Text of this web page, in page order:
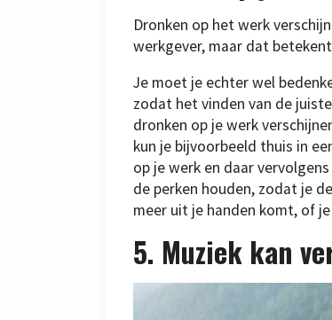
Dronken op het werk
werkgever, maar dat
Je moet je echter wel
zodat het vinden van de
dronken op je werk
kun je bijvoorbeeld thuis in
op je werk en daar
de perken houden, zodat je
meer uit je handen komt, of
5. Muziek kan